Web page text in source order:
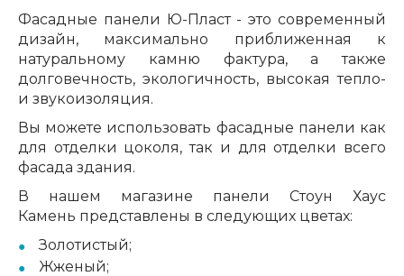
Фасадные панели Ю-Пласт- это современный
дизайн, максимально приближенная к
натуральному камню фактура, а также
долговечность, экологичность, высокая тепло-
и звукоизоляция.
Вы можете использовать фасадные панели как
для отделки цоколя, так и для отделки всего
фасада здания.
В нашем магазине панели Стоун Хаус
Камень представлены в следующих цветах:
Золотистый;
Жженый;